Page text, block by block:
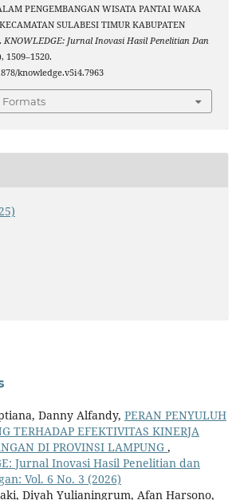
PENGEMBANGAN WISATA PANTAI WAKA
SULABESI TIMUR KABUPATEN
KNOWLEDGE: Jurnal Inovasi Hasil Penelitian Dan
1509–1520.
knowledge.v5i4.7963
Formats
Danny Alfandy, PERAN PENYULUH
TERHADAP EFEKTIVITAS KINERJA
DI PROVINSI LAMPUNG ,
Jurnal Inovasi Hasil Penelitian dan
Vol. 6 No. 3 (2026)
Diyah Yulianingrum, Afan Harsono,